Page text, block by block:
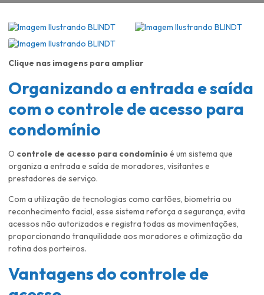
Clique nas imagens para ampliar
Organizando a entrada e saída
com o controle de acesso para
condomínio
O controle de acesso para condomínioé um sistema que
organiza a entrada e saída de moradores, visitantes e
prestadores de serviço.
Com a utilização de tecnologias como cartões, biometria ou
reconhecimento facial, esse sistema reforça a segurança, evita
acessos não autorizados e registra todas as movimentações,
proporcionando tranquilidade aos moradores e otimização da
rotina dos porteiros.
Vantagens do controle de